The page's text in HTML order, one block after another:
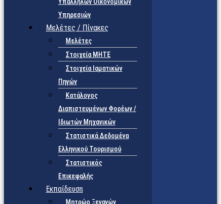
Υπηρεσιών
Μελέτες / Πίνακες
Μελέτες
Στοιχεία ΜΗΤΕ
Στοιχεία Ιαματικών
Πηγών
Κατάλογος
Διαπιστευμένων Φορέων /
Ιδιωτών Μηχανικών
Στατιστικά Δεδομένα
Ελληνικού Τουρισμού
Στατιστικός
Επικεφαλής
Εκπαίδευση
Μητρώο Ξεναγών